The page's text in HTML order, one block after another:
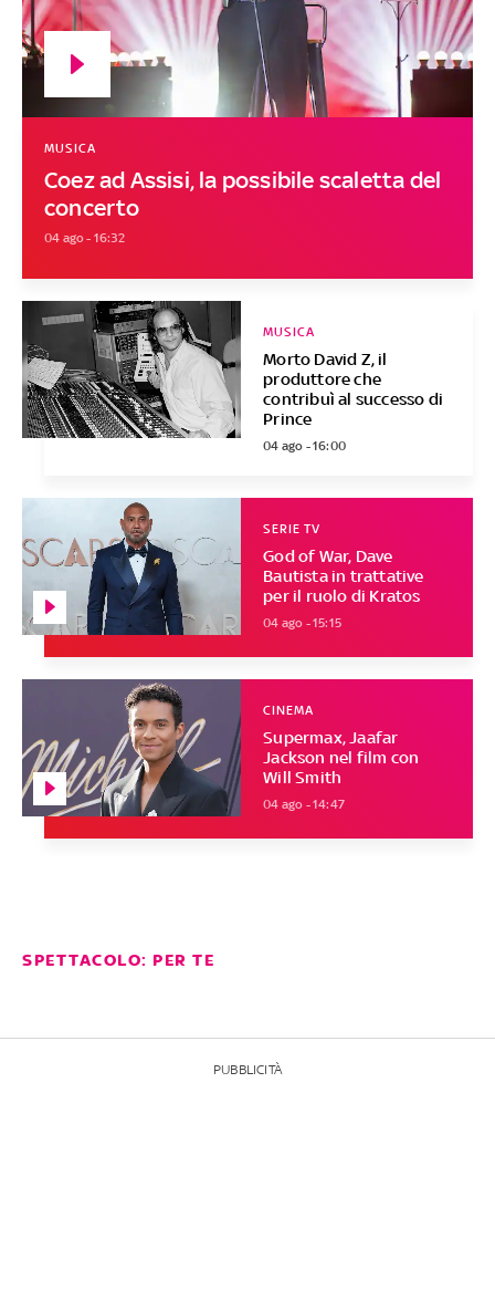
Coez ad Assisi, la possibile scaletta del
concerto
MUSICA
04 ago - 16:32
Morto David Z, il
produttore che
contribuì al successo di
Prince
MUSICA
04 ago - 16:00
God of War, Dave
Bautista in trattative
per il ruolo di Kratos
SERIE TV
04 ago - 15:15
Supermax, Jaafar
Jackson nel film con
Will Smith
CINEMA
04 ago - 14:47
SPETTACOLO: PER TE
PUBBLICITÀ